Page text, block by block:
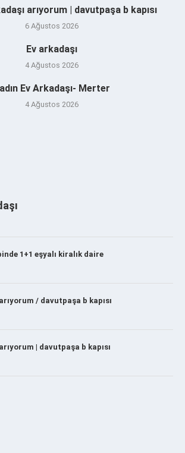
arıyorum | davutpaşa b kapısı
6 Ağustos 2026
Ev arkadaşı
4 Ağustos 2026
Ev Arkadaşı- Merter
4 Ağustos 2026
1+1 eşyalı kiralık daire
/ davutpaşa b kapısı
| davutpaşa b kapısı